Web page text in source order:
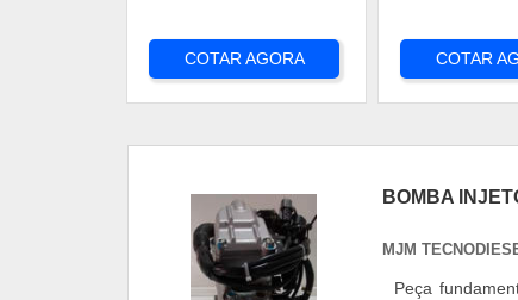
COTAR AGORA COTAR
BOMBA
MJM
Peça